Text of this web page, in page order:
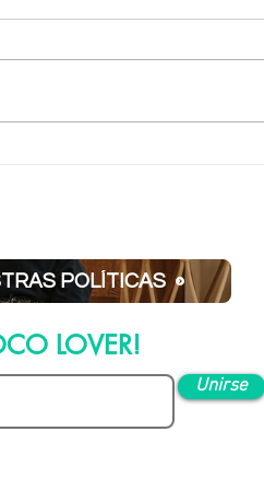
POLÍTICAS
LOVER!
Unirse